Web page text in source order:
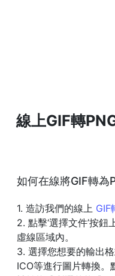
線上GIF轉
如何在線將GIF轉為
1. 造訪我們的線上 GIF
2. 點擊‘選擇文件’按
虛線區域內。
3. 選擇您想要的輸出
ICO等進行圖片轉換。